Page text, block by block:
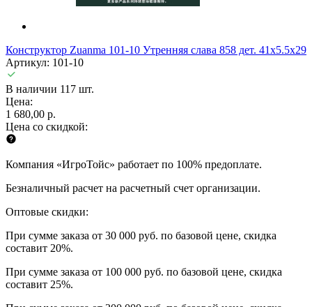
Конструктор Zuanma 101-10 Утренняя слава 858 дет. 41x5.5x29
Артикул: 101-10
В наличии 117 шт.
Цена:
1 680,00 р.
Цена со скидкой:
Компания «ИгроТойс» работает по 100% предоплате.
Безналичный расчет на расчетный счет организации.
Оптовые скидки:
При сумме заказа от 30 000 руб. по базовой цене, скидка
составит 20%.
При сумме заказа от 100 000 руб. по базовой цене, скидка
составит 25%.